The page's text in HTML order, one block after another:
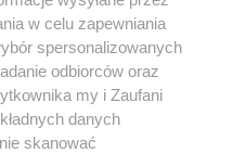
Instagram Youtube
w celu zapewniania
spersonalizowanych
odbiorców oraz
my i Zaufani
danych
skanować